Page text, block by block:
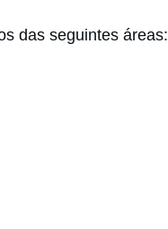
das seguintes áreas: